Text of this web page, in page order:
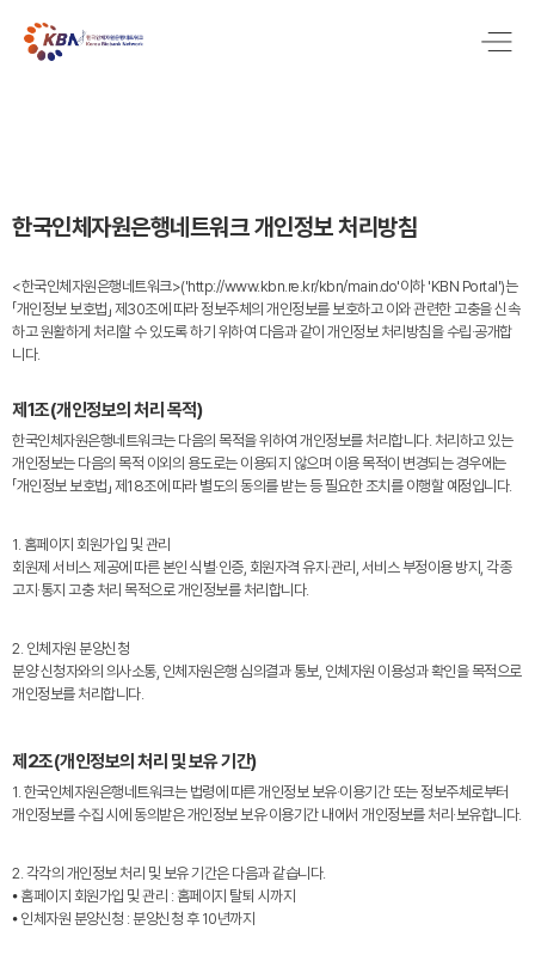
한국인체자원은행네트워크 개인정보 처리방침
<한국인체자원은행네트워크>('http://www.kbn.re.kr/kbn/main.do'이하 'KBN Portal')는
「개인정보 보호법」 제30조에 따라 정보주체의 개인정보를 보호하고 이와 관련한 고충을 신속
하고 원활하게 처리할 수 있도록 하기 위하여 다음과 같이 개인정보 처리방침을 수립·공개합
니다.
제1조(개인정보의 처리 목적)
한국인체자원은행네트워크는 다음의 목적을 위하여 개인정보를 처리합니다. 처리하고 있는
개인정보는 다음의 목적 이외의 용도로는 이용되지 않으며 이용 목적이 변경되는 경우에는
「개인정보 보호법」 제18조에 따라 별도의 동의를 받는 등 필요한 조치를 이행할 예정입니다.
1. 홈페이지 회원가입 및 관리
회원제 서비스 제공에 따른 본인 식별·인증, 회원자격 유지·관리, 서비스 부정이용 방지, 각종
고지·통지 고충 처리 목적으로 개인정보를 처리합니다.
2. 인체자원 분양신청
분양 신청자와의 의사소통, 인체자원은행 심의결과 통보, 인체자원 이용성과 확인을 목적으로
개인정보를 처리합니다.
제2조(개인정보의 처리 및 보유 기간)
1. 한국인체자원은행네트워크는 법령에 따른 개인정보 보유·이용기간 또는 정보주체로부터
개인정보를 수집 시에 동의받은 개인정보 보유·이용기간 내에서 개인정보를 처리·보유합니다.
2. 각각의 개인정보 처리 및 보유 기간은 다음과 같습니다.
⦁ 홈페이지 회원가입 및 관리 : 홈페이지 탈퇴 시까지
⦁ 인체자원 분양신청 : 분양신청 후 10년까지